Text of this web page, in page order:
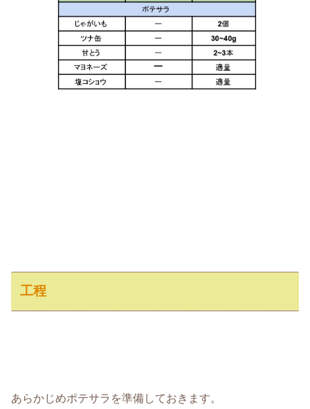
工程
あらかじめポテサラを準備しておきます。